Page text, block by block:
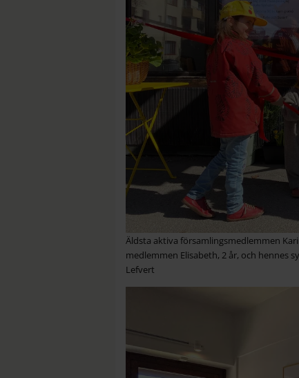
Äldsta aktiva församlingsmedlemmen
medlemmen Elisabeth, 2 år, och hennes
Lefvert